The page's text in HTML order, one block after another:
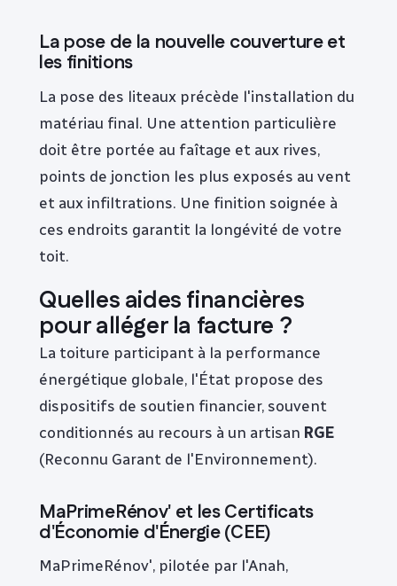
La pose de la nouvelle couverture et
les finitions
La pose des liteaux précède l'installation du
matériau final. Une attention particulière
doit être portée au faîtage et aux rives,
points de jonction les plus exposés au vent
et aux infiltrations. Une finition soignée à
ces endroits garantit la longévité de votre
toit.
Quelles aides financières
pour alléger la facture ?
La toiture participant à la performance
énergétique globale, l'État propose des
dispositifs de soutien financier, souvent
conditionnés au recours à un artisan RGE
(Reconnu Garant de l'Environnement).
MaPrimeRénov' et les Certificats
d'Économie d'Énergie (CEE)
MaPrimeRénov', pilotée par l'Anah,